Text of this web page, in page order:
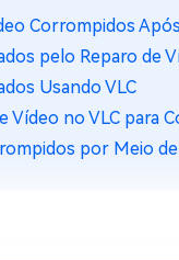
Corrompidos
pelo Reparo de
Usando VLC
no VLC para
por Meio